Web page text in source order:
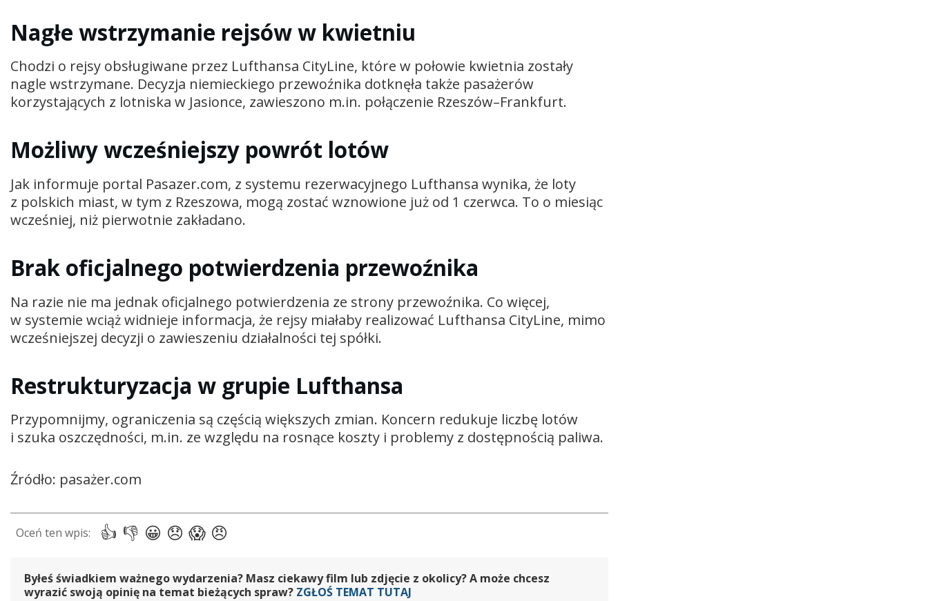
Nagłe wstrzymanie rejsów w kwietniu
Chodzi o rejsy obsługiwane przez Lufthansa CityLine, które w połowie kwietnia zostały
nagle wstrzymane. Decyzja niemieckiego przewoźnika dotknęła także pasażerów
korzystających z lotniska w Jasionce, zawieszono m.in. połączenie Rzeszów–Frankfurt.
Możliwy wcześniejszy powrót lotów
Jak informuje portal Pasazer.com, z systemu rezerwacyjnego Lufthansa wynika, że loty
z polskich miast, w tym z Rzeszowa, mogą zostać wznowione już od 1 czerwca. To o miesiąc
wcześniej, niż pierwotnie zakładano.
Brak oficjalnego potwierdzenia przewoźnika
Na razie nie ma jednak oficjalnego potwierdzenia ze strony przewoźnika. Co więcej,
w systemie wciąż widnieje informacja, że rejsy miałaby realizować Lufthansa CityLine, mimo
wcześniejszej decyzji o zawieszeniu działalności tej spółki.
Restrukturyzacja w grupie Lufthansa
Przypomnijmy, ograniczenia są częścią większych zmian. Koncern redukuje liczbę lotów
i szuka oszczędności, m.in. ze względu na rosnące koszty i problemy z dostępnością paliwa.
Źródło: pasażer.com
Byłeś świadkiem ważnego wydarzenia? Masz ciekawy film lub zdjęcie z okolicy? A może chcesz
wyrazić swoją opinię na temat bieżących spraw? ZGŁOŚ TEMAT TUTAJ